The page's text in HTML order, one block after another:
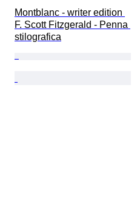
Montblanc - writer edition
F. Scott Fitzgerald - Penna
stilografica